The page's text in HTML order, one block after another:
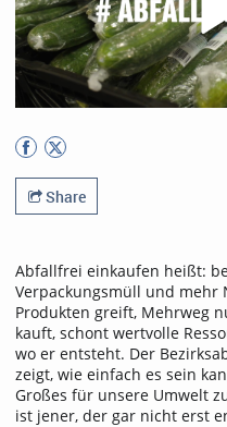
Share
Abfallfrei einkaufen heißt:
Verpackungsmüll und mehr
Produkten greift, Mehrweg
kauft, schont wertvolle
wo er entsteht. Der
zeigt, wie einfach es sein
Großes für unsere Umwelt
ist jener, der gar nicht erst